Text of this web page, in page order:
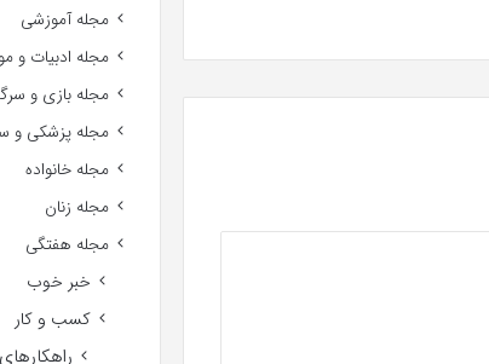
مجله آموزشی
مجله ادبیات و
مجله بازی و
مجله پزشکی و
مجله خانواده
مجله زنان
مجله هفتگی
خبر خوب
کسب و کار